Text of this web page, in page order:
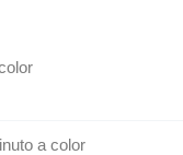
a color